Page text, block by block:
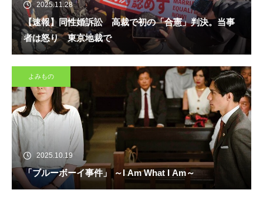
2025.11.28
【速報】同性婚訴訟 高裁で初の「合憲」判決。当事
者は怒り 東京地裁で
よみもの
2025.10.19
「ブルーボーイ事件」 ～I Am What I Am～